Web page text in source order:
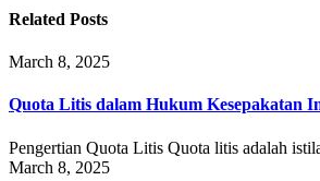
Related Posts
March 8, 2025
Quota Litis dalam Hukum Kesepakatan
Pengertian Quota Litis Quota litis adalah
March 8, 2025